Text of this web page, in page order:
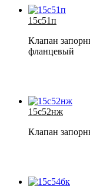
15с51п
Клапан
фланцевый
15с52нж
Клапан